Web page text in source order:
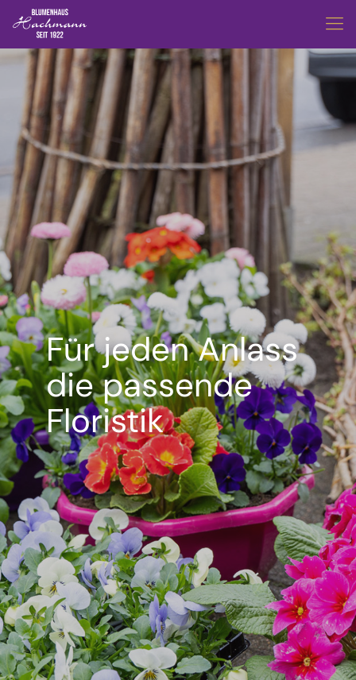
Für jeden Anlass
die passende
Floristik